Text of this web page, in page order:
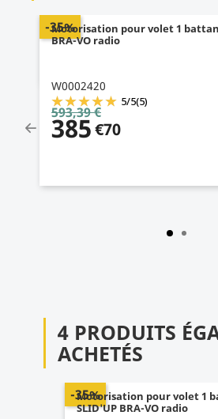
Motorisation pour volet 2
VO filaire
W0002430
5/5(5)
535€98
824,58 €
-35%
4 PRODUITS
ACHETÉS
Motorisation SLID'UP
pour volet 1 battant - baie
-20%